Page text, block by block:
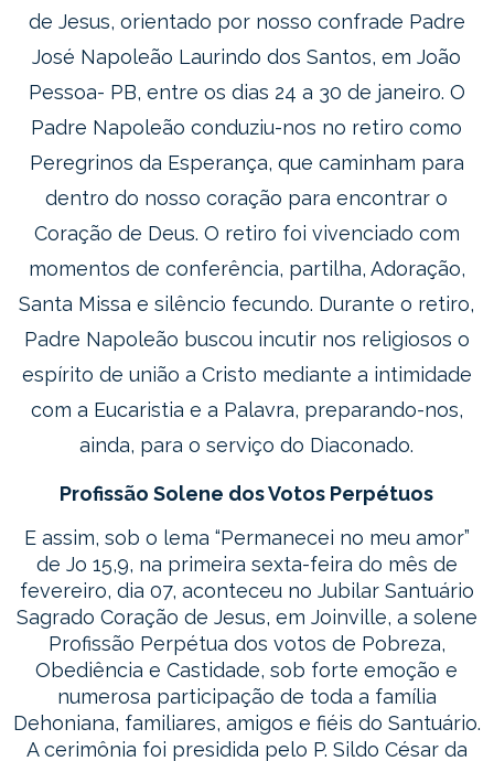
de Jesus, orientado por nosso confrade Padre
José Napoleão Laurindo dos Santos, em João
Pessoa- PB, entre os dias 24 a 30 de janeiro. O
Padre Napoleão conduziu-nos no retiro como
Peregrinos da Esperança, que caminham para
dentro do nosso coração para encontrar o
Coração de Deus. O retiro foi vivenciado com
momentos de conferência, partilha, Adoração,
Santa Missa e silêncio fecundo. Durante o retiro,
Padre Napoleão buscou incutir nos religiosos o
espírito de união a Cristo mediante a intimidade
com a Eucaristia e a Palavra, preparando-nos,
ainda, para o serviço do Diaconado.
Profissão Solene dos Votos Perpétuos
E assim, sob o lema “Permanecei no meu amor”
de Jo 15,9, na primeira sexta-feira do mês de
fevereiro, dia 07, aconteceu no Jubilar Santuário
Sagrado Coração de Jesus, em Joinville, a solene
Profissão Perpétua dos votos de Pobreza,
Obediência e Castidade, sob forte emoção e
numerosa participação de toda a família
Dehoniana, familiares, amigos e fiéis do Santuário.
A cerimônia foi presidida pelo P. Sildo César da